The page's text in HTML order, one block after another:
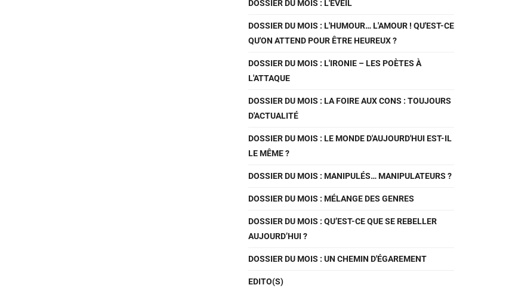
DOSSIER DU MOIS : L'ÉVEIL
DOSSIER DU MOIS : L'HUMOUR… L'AMOUR ! QU'EST-CE
QU'ON ATTEND POUR ÊTRE HEUREUX ?
DOSSIER DU MOIS : L'IRONIE – LES POÈTES À
L'ATTAQUE
DOSSIER DU MOIS : LA FOIRE AUX CONS : TOUJOURS
D'ACTUALITÉ
DOSSIER DU MOIS : LE MONDE D'AUJOURD'HUI EST-IL
LE MÊME ?
DOSSIER DU MOIS : MANIPULÉS… MANIPULATEURS ?
DOSSIER DU MOIS : MÉLANGE DES GENRES
DOSSIER DU MOIS : QU’EST-CE QUE SE REBELLER
AUJOURD’HUI ?
DOSSIER DU MOIS : UN CHEMIN D'ÉGAREMENT
EDITO(S)